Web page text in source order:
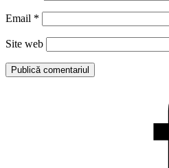
Email *
Site web